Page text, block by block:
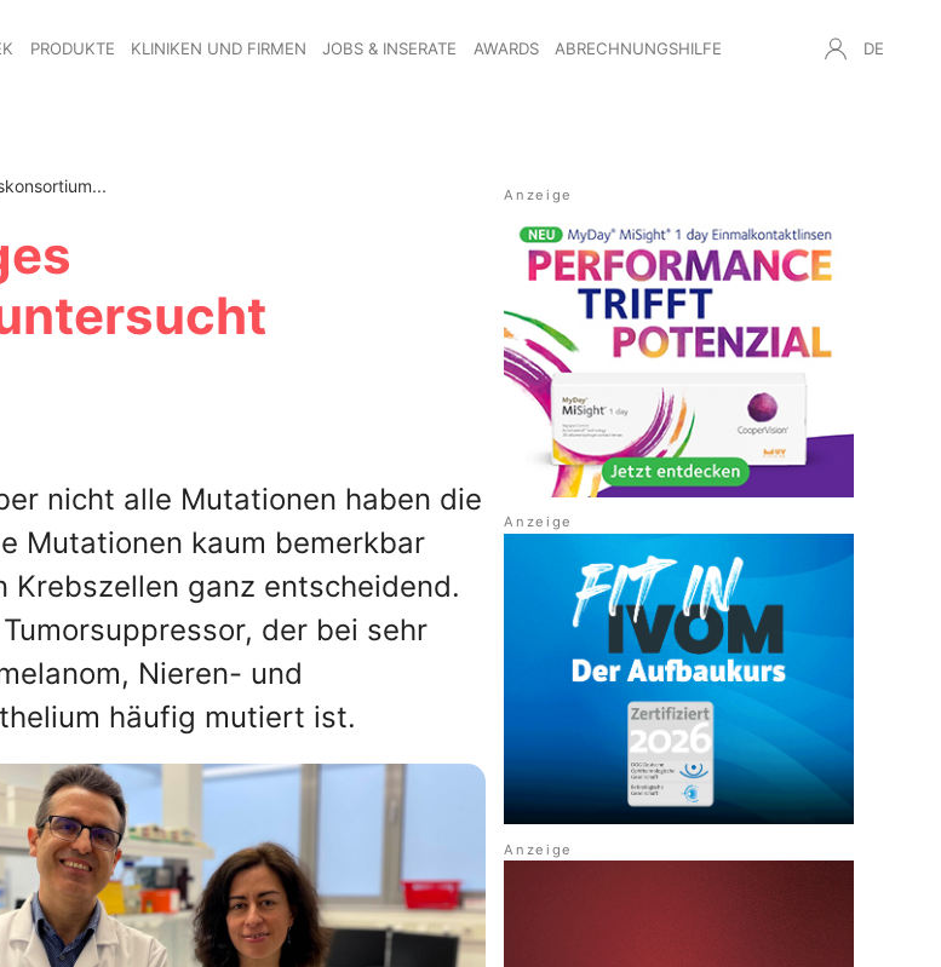
PRODUKTE KLINIKEN UND FIRMEN JOBS & INSERATE AWARDS ABRECHNUNGSHILFE DE
nicht alle Mutationen haben die
Mutationen kaum bemerkbar
Krebszellen ganz entscheidend.
der bei sehr
Nieren- und
häufig mutiert ist.